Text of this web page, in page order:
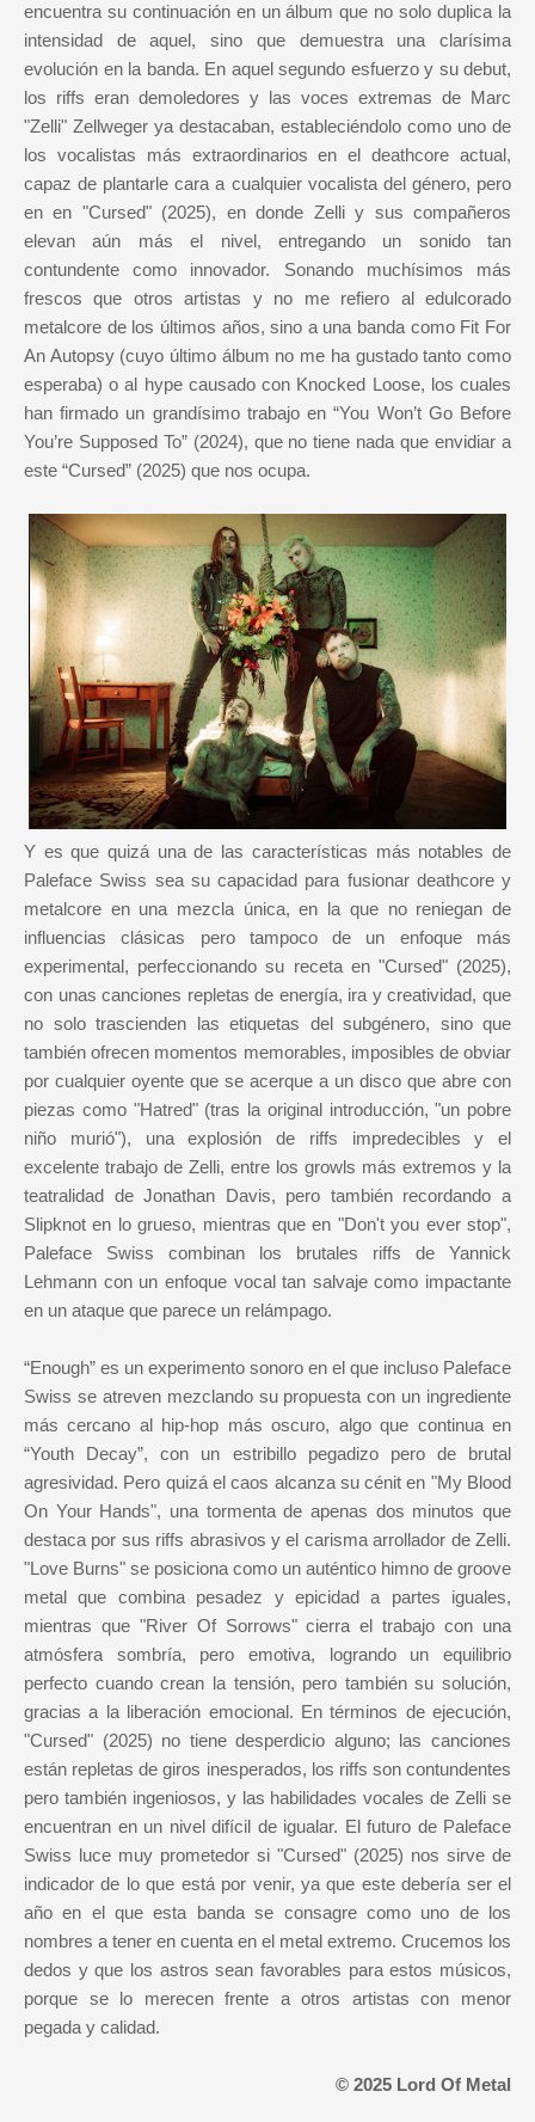
encuentra su continuación en un álbum que no solo duplica la
intensidad de aquel, sino que demuestra una clarísima
evolución en la banda. En aquel segundo esfuerzo y su debut,
los riffs eran demoledores y las voces extremas de Marc
"Zelli" Zellweger ya destacaban, estableciéndolo como uno de
los vocalistas más extraordinarios en el deathcore actual,
capaz de plantarle cara a cualquier vocalista del género, pero
en en "Cursed" (2025), en donde Zelli y sus compañeros
elevan aún más el nivel, entregando un sonido tan
contundente como innovador. Sonando muchísimos más
frescos que otros artistas y no me refiero al edulcorado
metalcore de los últimos años, sino a una banda como Fit For
An Autopsy (cuyo último álbum no me ha gustado tanto como
esperaba) o al hype causado con Knocked Loose, los cuales
han firmado un grandísimo trabajo en “You Won’t Go Before
You’re Supposed To” (2024), que no tiene nada que envidiar a
este “Cursed” (2025) que nos ocupa.
Y es que quizá una de las características más notables de
Paleface Swiss sea su capacidad para fusionar deathcore y
metalcore en una mezcla única, en la que no reniegan de
influencias clásicas pero tampoco de un enfoque más
experimental, perfeccionando su receta en "Cursed" (2025),
con unas canciones repletas de energía, ira y creatividad, que
no solo trascienden las etiquetas del subgénero, sino que
también ofrecen momentos memorables, imposibles de obviar
por cualquier oyente que se acerque a un disco que abre con
piezas como "Hatred" (tras la original introducción, "un pobre
niño murió"), una explosión de riffs impredecibles y el
excelente trabajo de Zelli, entre los growls más extremos y la
teatralidad de Jonathan Davis, pero también recordando a
Slipknot en lo grueso, mientras que en "Don't you ever stop",
Paleface Swiss combinan los brutales riffs de Yannick
Lehmann con un enfoque vocal tan salvaje como impactante
en un ataque que parece un relámpago.
“Enough” es un experimento sonoro en el que incluso Paleface
Swiss se atreven mezclando su propuesta con un ingrediente
más cercano al hip-hop más oscuro, algo que continua en
“Youth Decay”, con un estribillo pegadizo pero de brutal
agresividad. Pero quizá el caos alcanza su cénit en "My Blood
On Your Hands", una tormenta de apenas dos minutos que
destaca por sus riffs abrasivos y el carisma arrollador de Zelli.
"Love Burns" se posiciona como un auténtico himno de groove
metal que combina pesadez y epicidad a partes iguales,
mientras que "River Of Sorrows" cierra el trabajo con una
atmósfera sombría, pero emotiva, logrando un equilibrio
perfecto cuando crean la tensión, pero también su solución,
gracias a la liberación emocional. En términos de ejecución,
"Cursed" (2025) no tiene desperdicio alguno; las canciones
están repletas de giros inesperados, los riffs son contundentes
pero también ingeniosos, y las habilidades vocales de Zelli se
encuentran en un nivel difícil de igualar. El futuro de Paleface
Swiss luce muy prometedor si "Cursed" (2025) nos sirve de
indicador de lo que está por venir, ya que este debería ser el
año en el que esta banda se consagre como uno de los
nombres a tener en cuenta en el metal extremo. Crucemos los
dedos y que los astros sean favorables para estos músicos,
porque se lo merecen frente a otros artistas con menor
pegada y calidad.
© 2025 Lord Of Metal